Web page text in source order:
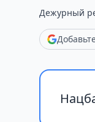
Дежурный